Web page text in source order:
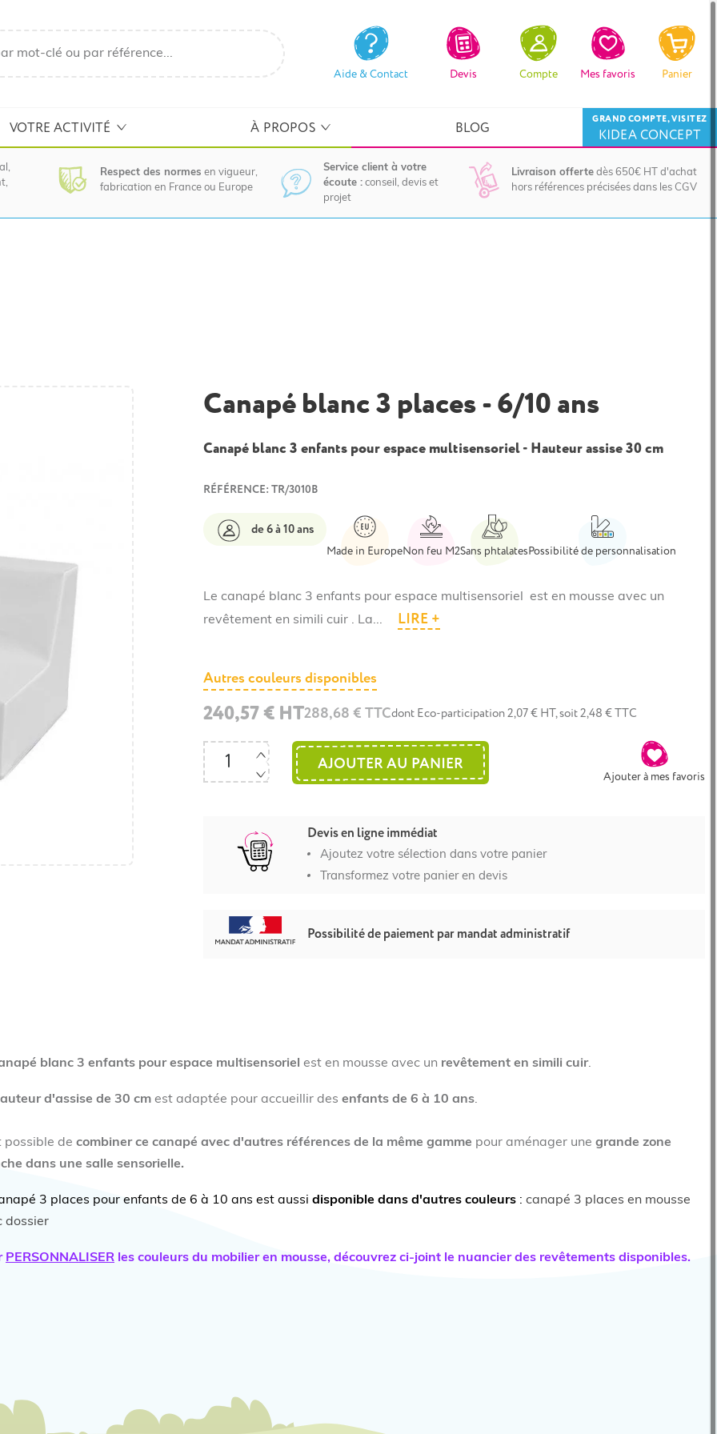
Aide & Contact Devis Compte Mes favoris Panier
VOTRE ACTIVITÉ À PROPOS BLOG KIDEA CONCEPT
GRAND COMPTE, VISITEZ
Respect des normes en vigueur,
fabrication en France ou Europe
Service client à votre
écoute : conseil, devis et
projet
Livraison offerte dès 650€ HT d'achat
hors références précisées dans les CGV
Canapé blanc 3 places - 6/10 ans
Canapé blanc 3 enfants pour espace multisensoriel - Hauteur assise 30 cm
RÉFÉRENCE: TR/3010B
de 6 à 10 ans
Made in EuropeNon feu M2Sans phtalatesPossibilité de personnalisation
Le canapé blanc 3 enfants pour espace multisensoriel est en mousse avec un
revêtement en simili cuir . La...
LIRE +
Autres couleurs disponibles
240,57 € HT288,68 € TTCdont Eco-participation 2,07 € HT, soit 2,48 € TTC
AJOUTER AU PANIER
Ajouter à mes favoris
Devis en ligne immédiat
Ajoutez votre sélection dans votre panier
Transformez votre panier en devis
Possibilité de paiement par mandat administratif
blanc 3 enfants pour espace multisensoriel est en mousse avec un revêtement en simili cuir.
d'assise de 30 cm est adaptée pour accueillir des enfants de 6 à 10 ans.
possible de combiner ce canapé avec d'autres références de la même gamme pour aménager une grande zone
dans une salle sensorielle.
3 places pour enfants de 6 à 10 ans est aussi disponible dans d'autres couleurs : canapé 3 places en mousse
dossier
PERSONNALISER les couleurs du mobilier en mousse, découvrez ci-joint le nuancier des revêtements disponibles.